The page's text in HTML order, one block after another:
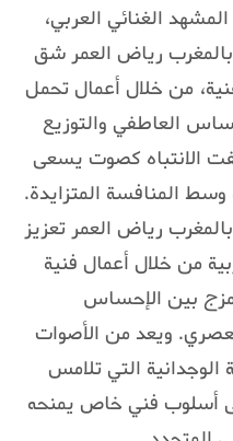
الغنائي العربي،
بالمغرب رياض العمر شق
من خلال أعمال تحمل
العاطفي والتوزيع
الانتباه كصوت يسعى
المنافسة المتزايدة.
رياض العمر تعزيز
من خلال أعمال فنية
بين الإحساس
ويعد من الأصوات
الوجدانية التي تلامس
أسلوب فني خاص يمنحه